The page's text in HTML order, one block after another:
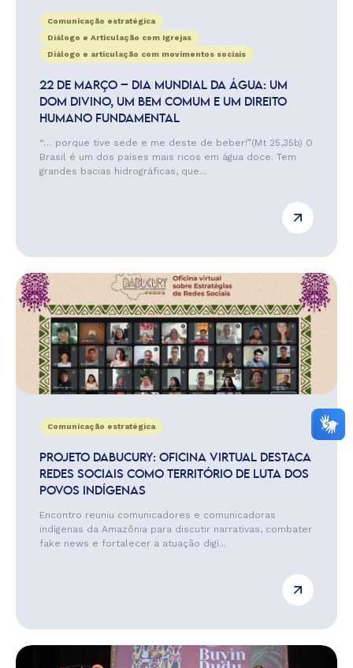
Comunicação estratégica
Diálogo e Articulação com Igrejas
Diálogo e articulação com movimentos sociais
22 DE MARÇO – DIA MUNDIAL DA ÁGUA: UM
DOM DIVINO, UM BEM COMUM E UM DIREITO
HUMANO FUNDAMENTAL
“… porque tive sede e me deste de beber!”(Mt 25,35b) O
Brasil é um dos países mais ricos em água doce. Tem
grandes bacias hidrográficas, que...
Comunicação estratégica
PROJETO DABUCURY: OFICINA VIRTUAL DESTACA
REDES SOCIAIS COMO TERRITÓRIO DE LUTA DOS
POVOS INDÍGENAS
Encontro reuniu comunicadores e comunicadoras
indígenas da Amazônia para discutir narrativas, combater
fake news e fortalecer a atuação digi...